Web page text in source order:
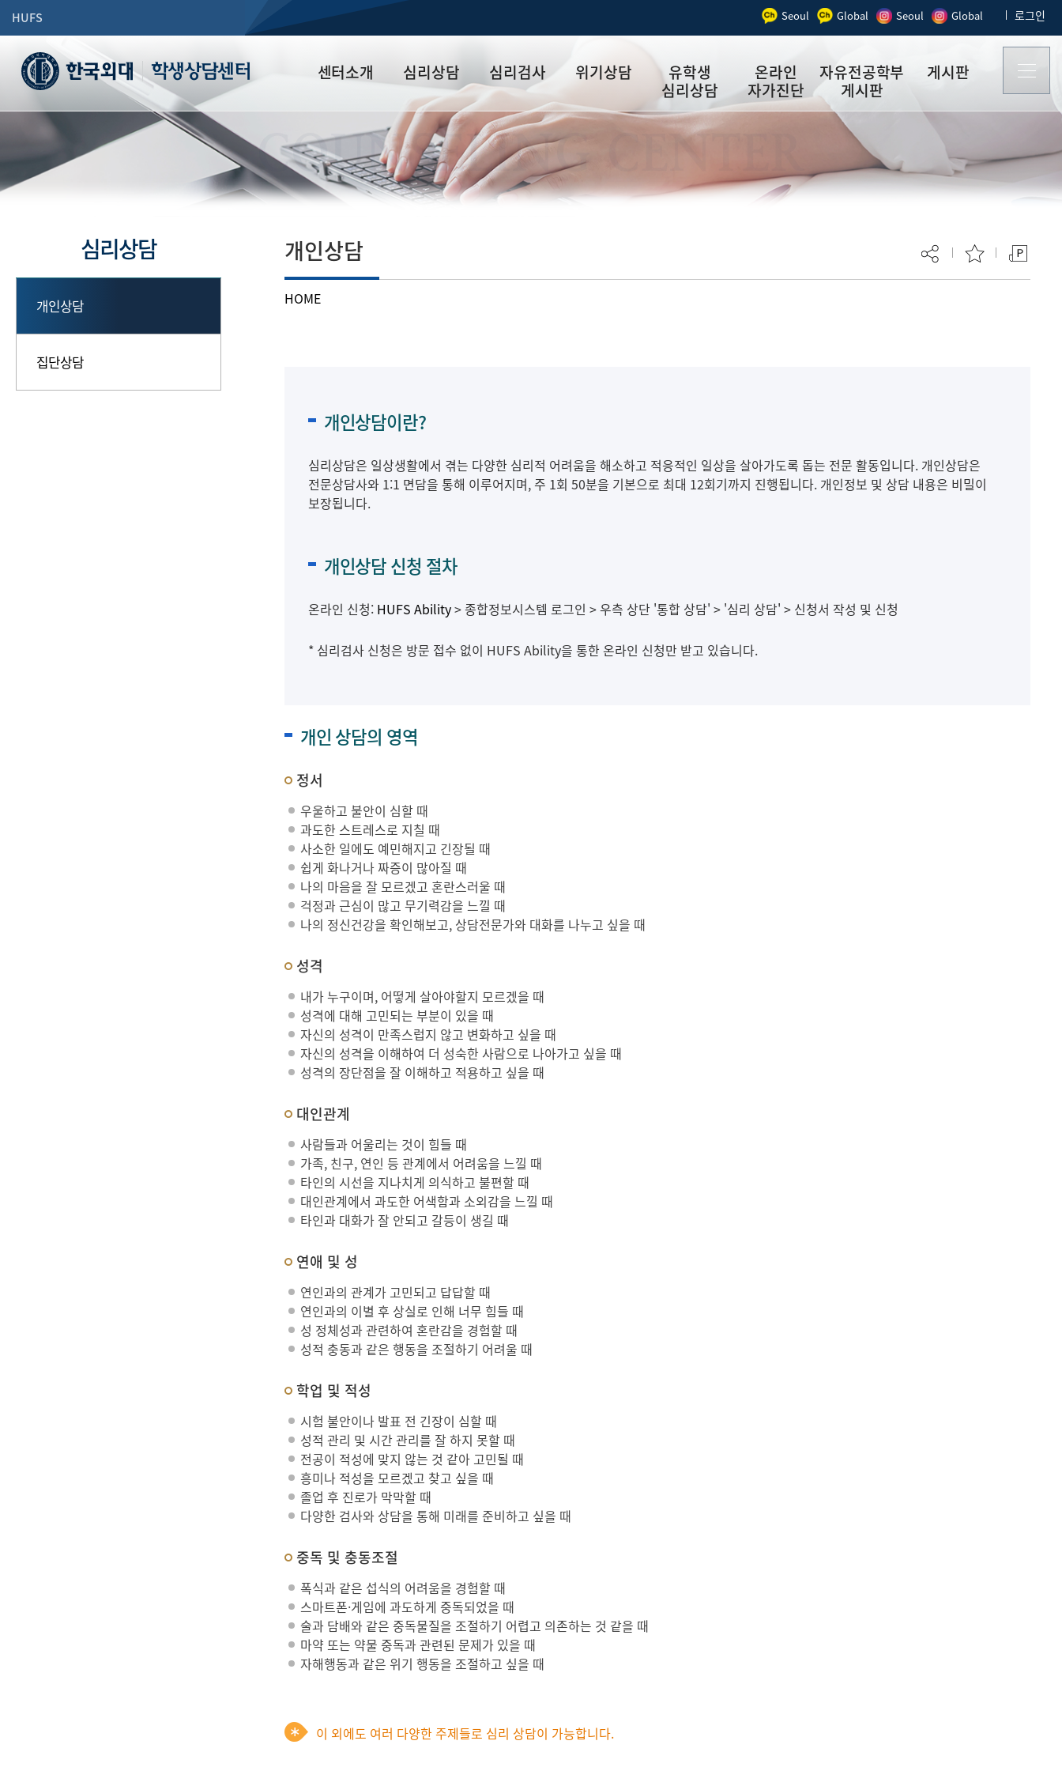
HUFS Seoul Global Seoul Global 로그인
학생상담센터 센터소개
상담센터
구성원
오시는 길
심리상담
개인상담
집단상담
심리검사
심리검사 및
해석상담
위기상담
위기관련기관
유학생
심리상담
Psychological
온라인
자가진단
자유전공학부
게시판
자유전공학부
상담창구(서울)
자가점검체크
리스트
(글로벌)
게시판
상담후기게시
판
행사자료
COUNSELING CENTER
심리상담
개인상담
집단상담
HOME
개인상담
개인상담이란?
심리상담은 일상생활에서 겪는 다양한 심리적 어려움을 해소하고 적응적인 일상을 살아가도록 돕는 전문 활동입니다. 개인상담은
전문상담사와 1:1 면담을 통해 이루어지며, 주 1회 50분을 기본으로 최대 12회기까지 진행됩니다. 개인정보 및 상담 내용은 비밀이
보장됩니다.
개인상담 신청 절차
온라인 신청: HUFS Ability> 종합정보시스템 로그인 > 우측 상단 '통합 상담' > '심리 상담' > 신청서 작성 및 신청
* 심리검사 신청은 방문 접수 없이 HUFS Ability을 통한 온라인 신청만 받고 있습니다.
개인 상담의 영역
정서
우울하고 불안이 심할 때
과도한 스트레스로 지칠 때
사소한 일에도 예민해지고 긴장될 때
쉽게 화나거나 짜증이 많아질 때
나의 마음을 잘 모르겠고 혼란스러울 때
걱정과 근심이 많고 무기력감을 느낄 때
나의 정신건강을 확인해보고, 상담전문가와 대화를 나누고 싶을 때
성격
내가 누구이며, 어떻게 살아야할지 모르겠을 때
성격에 대해 고민되는 부분이 있을 때
자신의 성격이 만족스럽지 않고 변화하고 싶을 때
자신의 성격을 이해하여 더 성숙한 사람으로 나아가고 싶을 때
성격의 장단점을 잘 이해하고 적용하고 싶을 때
대인관계
사람들과 어울리는 것이 힘들 때
가족, 친구, 연인 등 관계에서 어려움을 느낄 때
타인의 시선을 지나치게 의식하고 불편할 때
대인관계에서 과도한 어색함과 소외감을 느낄 때
타인과 대화가 잘 안되고 갈등이 생길 때
연애 및 성
연인과의 관계가 고민되고 답답할 때
연인과의 이별 후 상실로 인해 너무 힘들 때
성 정체성과 관련하여 혼란감을 경험할 때
성적 충동과 같은 행동을 조절하기 어려울 때
학업 및 적성
시험 불안이나 발표 전 긴장이 심할 때
성적 관리 및 시간 관리를 잘 하지 못할 때
전공이 적성에 맞지 않는 것 같아 고민될 때
흥미나 적성을 모르겠고 찾고 싶을 때
졸업 후 진로가 막막할 때
다양한 검사와 상담을 통해 미래를 준비하고 싶을 때
중독 및 충동조절
폭식과 같은 섭식의 어려움을 경험할 때
스마트폰·게임에 과도하게 중독되었을 때
술과 담배와 같은 중독물질을 조절하기 어렵고 의존하는 것 같을 때
마약 또는 약물 중독과 관련된 문제가 있을 때
자해행동과 같은 위기 행동을 조절하고 싶을 때
이 외에도 여러 다양한 주제들로 심리 상담이 가능합니다.